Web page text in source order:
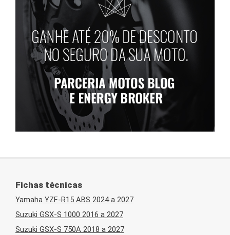
Fichas técnicas
Yamaha YZF-R15 ABS 2024 a 2027
Suzuki GSX-S 1000 2016 a 2027
Suzuki GSX-S 750A 2018 a 2027